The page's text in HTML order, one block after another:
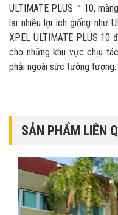
ULTIMATE PLUS ™ 10,
lại nhiều lợi ích giống như
XPEL ULTIMATE PLUS
cho những khu vực chịu
phải ngoài sức tưởng tượng.
SẢN PHẨM LIÊN